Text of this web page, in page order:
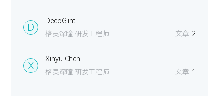
D
DeepGlint
格灵深瞳 研发工程师
文章 2
X
Xinyu Chen
格灵深瞳 研发工程师
文章 1